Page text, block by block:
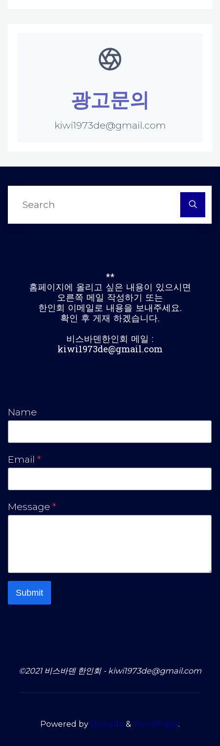
광고문의
kiwi1973de@gmail.com
**
홈페이지에 올리고 싶은 내용이 있으시면
오른쪽 메일 작성하기 또는
한인회 이메일로 내용을 보내주세요.
확인 후 게재 하겠습니다.
비스바덴한인회 메일 :
kiwi1973de@gmail.com
Name
Email *
Message *
Submit
©2021 비스바덴 한인회 - kiwi1973de@gmail.com
Powered by Bravada & WordPress.